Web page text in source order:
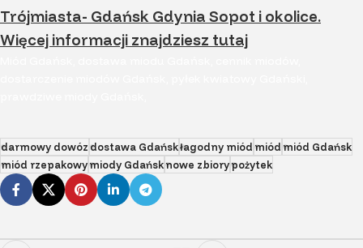
Trójmiasta- Gdańsk Gdynia Sopot i okolice.
Więcej informacji znajdziesz tutaj
darmowy dowózdostawa Gdańskłagodny miódmiódmiód Gdańsk
miód rzepakowymiody Gdańsknowe zbiorypożytek